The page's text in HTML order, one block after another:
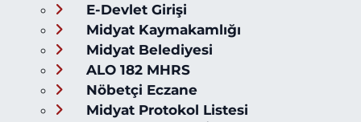
E-Devlet Girişi
Midyat Kaymakamlığı
Midyat Belediyesi
ALO 182 MHRS
Nöbetçi Eczane
Midyat Protokol Listesi